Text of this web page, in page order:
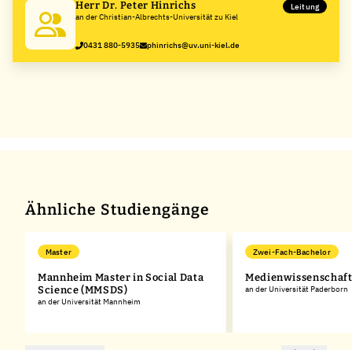
Herr Dr. Peter Hinrichs
an der Christian-Albrechts-Universität zu Kiel
Leitung
0431 880-5935 phinrichs@uv.uni-kiel.de
Ähnliche Studiengänge
Master
Mannheim Master in Social Data
Science (MMSDS)
an der Universität Mannheim
Zwei-Fach-Bachelor
an der Universität Paderborn